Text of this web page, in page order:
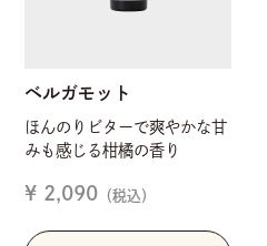
ベルガモット
ほんのりビターで爽やかな甘
みも感じる柑橘の香り
¥ 2,090 （税込）